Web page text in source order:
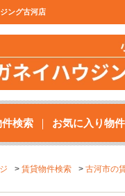
ング古河店
検索 お気に入り物件
賃貸物件検索 古河市の